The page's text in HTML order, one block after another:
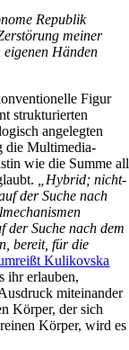
Republik
meiner
Händen
Figur
strukturierten
angelegten
die Multimedia-
wie die Summe all
„Hybrid; nicht-
der Suche nach
der Suche nach dem
bereit, für die
Kulikovska
ihr erlauben,
miteinander
Körper, der sich
Körper, wird es